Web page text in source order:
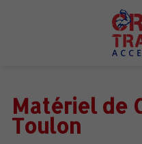
Matériel de
Toulon